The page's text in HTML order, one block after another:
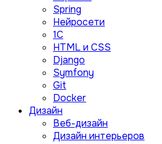
Spring
Нейросети
1C
HTML и CSS
Django
Symfony
Git
Docker
Дизайн
Веб-дизайн
Дизайн интерьеров